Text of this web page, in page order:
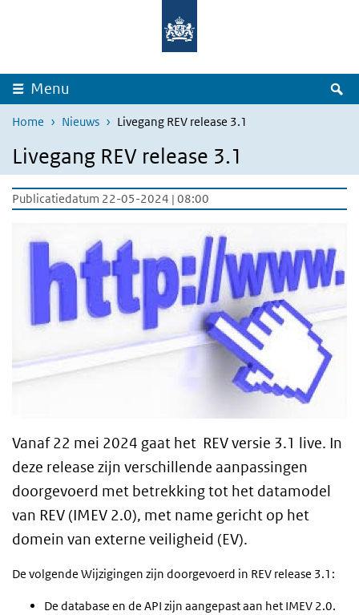
Overslaan en naar de inhoud gaan
Menu
Home Nieuws Livegang REV release 3.1
Livegang REV release 3.1
Publicatiedatum 22-05-2024 | 08:00
Vanaf 22 mei 2024 gaat het REV versie 3.1 live. In
deze release zijn verschillende aanpassingen
doorgevoerd met betrekking tot het datamodel
van REV (IMEV 2.0), met name gericht op het
domein van externe veiligheid (EV).
De volgende Wijzigingen zijn doorgevoerd in REV release 3.1:
De database en de API zijn aangepast aan het IMEV 2.0.